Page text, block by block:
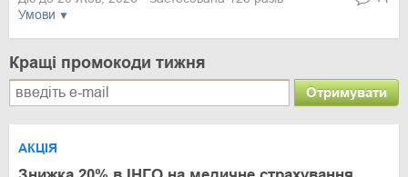
Умови
Кращі промокоди тижня
Отримувати
АКЦІЯ